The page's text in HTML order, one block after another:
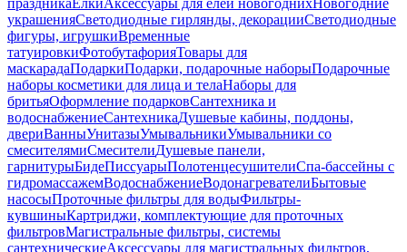
праздникаЕлкиАксессуары для елей новогоднихНовогодние
украшенияСветодиодные гирлянды, декорацииСветодиодные
фигуры, игрушкиВременные
татуировкиФотобутафорияТовары для
маскарадаПодаркиПодарки, подарочные наборыПодарочные
наборы косметики для лица и телаНаборы для
бритьяОформление подарковСантехника и
водоснабжениеСантехникаДушевые кабины, поддоны,
двериВанныУнитазыУмывальникиУмывальники со
смесителямиСмесителиДушевые панели,
гарнитурыБидеПиссуарыПолотенцесушителиСпа-бассейны с
гидромассажемВодоснабжениеВодонагревателиБытовые
насосыПроточные фильтры для водыФильтры-
кувшиныКартриджи, комплектующие для проточных
фильтровМагистральные фильтры, системы
сантехническиеАксессуары для магистральных фильтров,